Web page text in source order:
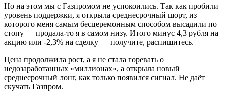
Но на этом мы с Газпромом не успокоились. Так как пробили
уровень поддержки, я открыла среднесрочный шорт, из
которого меня самым бесцеремонным способом высадили по
стопу — продала-то я в самом низу. Итого минус 4,3 рубля на
акцию или -2,3% на сделку — получите, распишитесь.
Цена продолжила рост, а я не стала горевать о
недозаработанных «миллионах», а открыла новый
среднесрочный лонг, как только появился сигнал. Не даёт
скучать Газпром.